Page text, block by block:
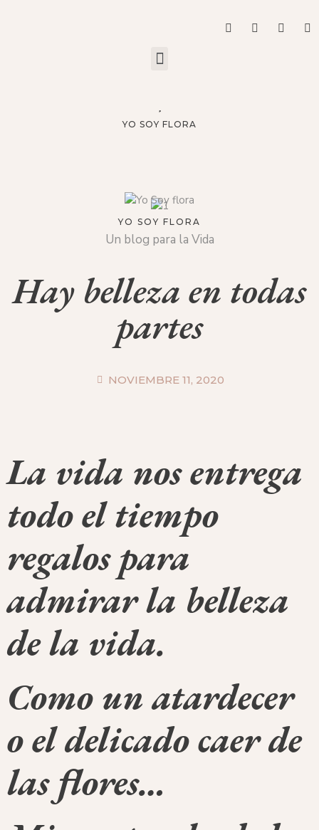
YO SOY FLORA
YO SOY FLORA
Un blog para la Vida
Hay belleza en todas
partes
NOVIEMBRE 11, 2020
La vida nos entrega
todo el tiempo
regalos para
admirar la belleza
de la vida.
Como un atardecer
o el delicado caer de
las flores…